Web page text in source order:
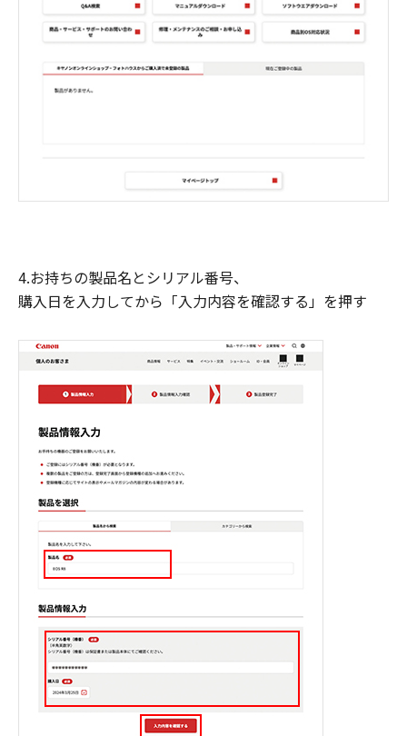
4.お持ちの製品名とシリアル番号、
購入日を入力してから「入力内容を確認する」を押す